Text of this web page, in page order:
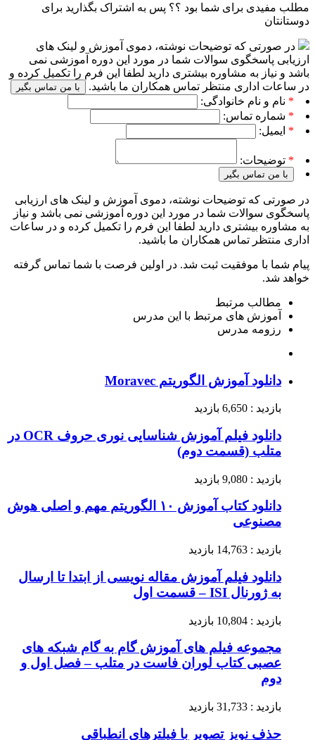
مطلب مفیدی برای شما بود ؟؟ پس به اشتراک بگذارید برای
دوستانتان
در صورتی که توضیحات نوشته، دموی آموزش و لینک های
ارزیابی پاسخگوی سوالات شما در مورد این دوره آموزشی نمی
باشد و نیاز به مشاوره بیشتری دارید لطفا این فرم را تکمیل کرده و
در ساعات اداری منتظر تماس همکاران ما باشید.
با من تماس بگیر
* نام و نام خانوادگی:
* شماره تماس:
* ایمیل:
* توضیحات:
با من تماس بگیر
در صورتی که توضیحات نوشته، دموی آموزش و لینک های ارزیابی
پاسخگوی سوالات شما در مورد این دوره آموزشی نمی باشد و نیاز
به مشاوره بیشتری دارید لطفا این فرم را تکمیل کرده و در ساعات
اداری منتظر تماس همکاران ما باشید.
پیام شما با موفقیت ثبت شد. در اولین فرصت با شما تماس گرفته
خواهد شد.
مطالب مرتبط
آموزش های مرتبط با این مدرس
رزومه مدرس
دانلود آموزش الگوریتم Moravec
بازدید : 6,650 بازدید
دانلود فیلم آموزش شناسایی نوری حروف OCR در
متلب (قسمت دوم)
بازدید : 9,080 بازدید
دانلود کتاب آموزش ۱۰ الگوریتم مهم و اصلی هوش
مصنوعی
بازدید : 14,763 بازدید
دانلود فیلم آموزش مقاله نویسی از ابتدا تا ارسال
به ژورنال ISI – قسمت اول
بازدید : 10,804 بازدید
مجموعه فیلم های آموزش گام به گام شبکه های
عصبی کتاب لوران فاست در متلب – فصل اول و
دوم
بازدید : 31,733 بازدید
حذف نویز تصویر با فیلترهای انطباقی